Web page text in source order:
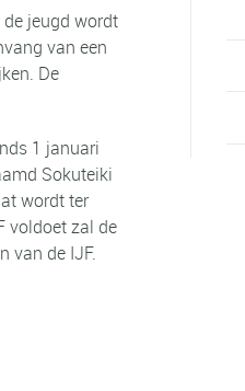
jeugd wordt
van een
De
1 januari
Sokuteiki
wordt ter
voldoet zal de
van de IJF.